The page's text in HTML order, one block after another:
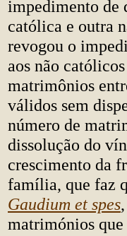
impedimento de
católica e outra
revogou o
aos não
matrimônios
válidos sem
número de
dissolução do
crescimento da
família, que faz
Gaudium et spes
matrimónios que